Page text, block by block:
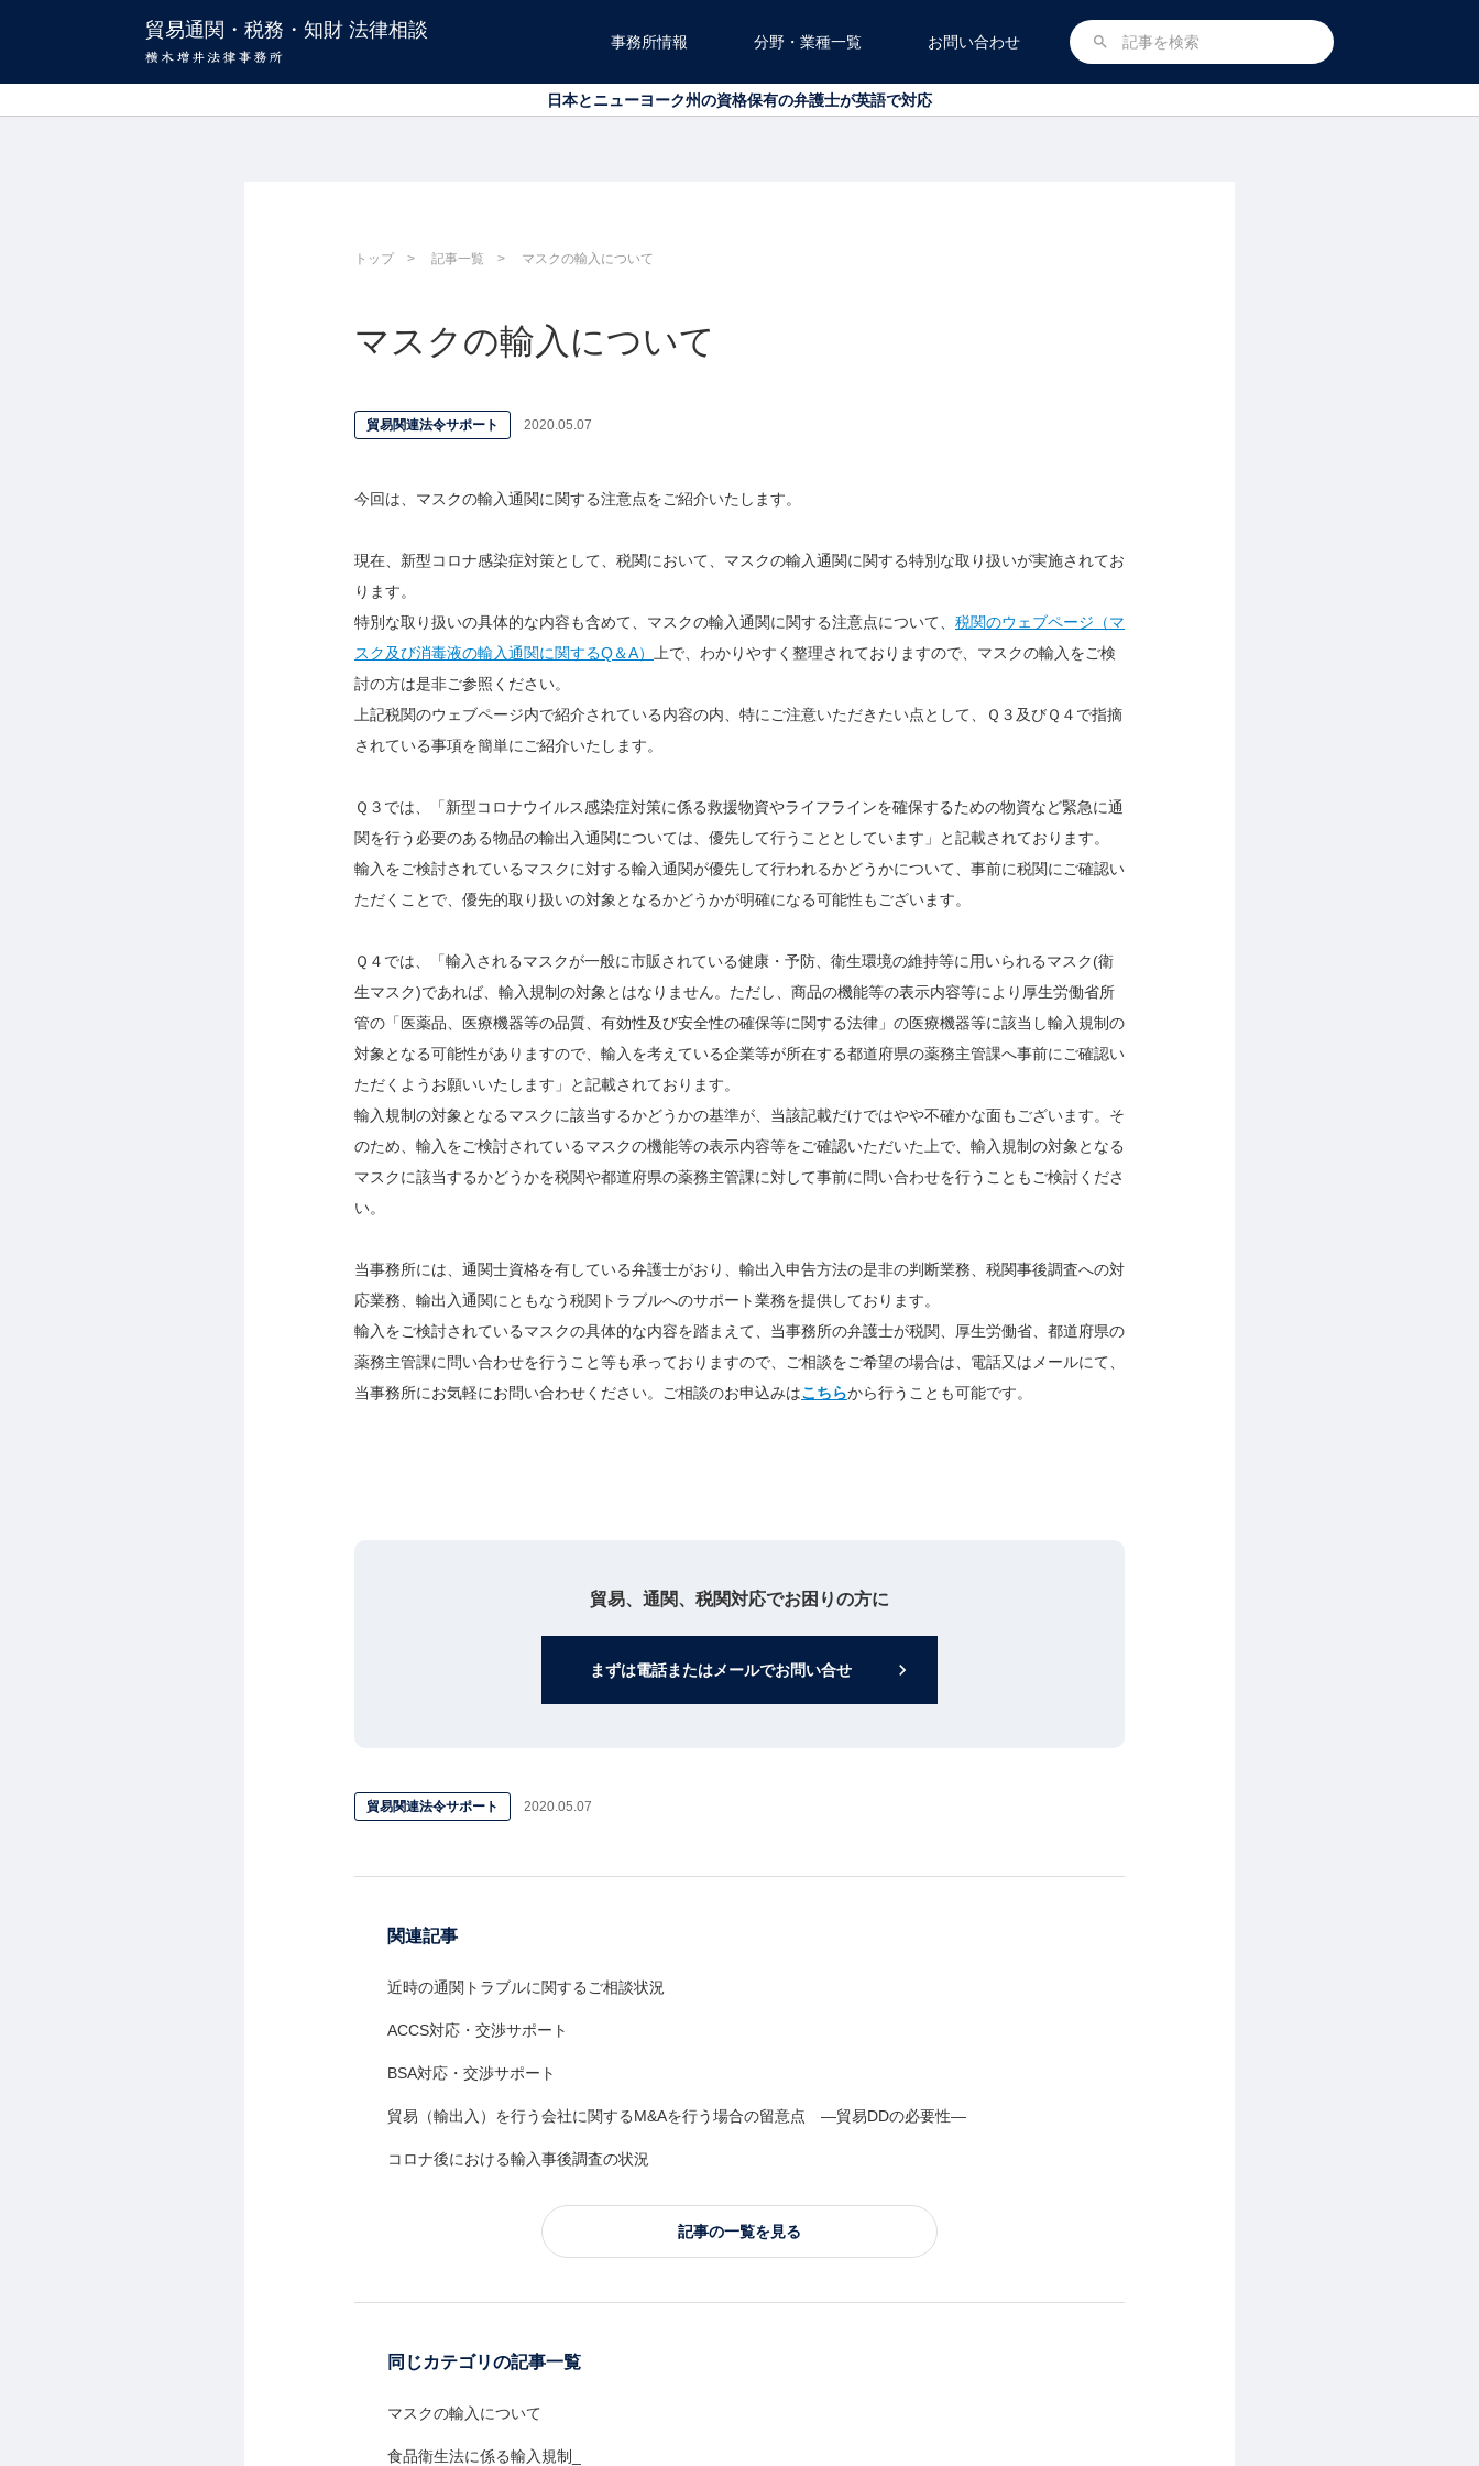
貿易通関・税務・知財 法律相談
事務所情報 分野・業種一覧 お問い合わせ search
北海道から沖縄まで、全国対応可能です
北海道から沖縄まで、全国対応可能です
トップ 記事一覧 マスクの輸入について
マスクの輸入について
貿易関連法令サポート 2020.05.07
今回は、マスクの輸入通関に関する注意点をご紹介いたします。
現在、新型コロナ感染症対策として、税関において、マスクの輸入通関に関する特別な取り扱いが実施されてお
ります。
特別な取り扱いの具体的な内容も含めて、マスクの輸入通関に関する注意点について、 税関のウェブページ（マ
スク及び消毒液の輸入通関に関するQ＆A）
上で、わかりやすく整理されておりますので、マスクの輸入をご検
討の方は是非ご参照ください。
上記税関のウェブページ内で紹介されている内容の内、特にご注意いただきたい点として、Ｑ３及びＱ４で指摘
されている事項を簡単にご紹介いたします。
Ｑ３では、「新型コロナウイルス感染症対策に係る救援物資やライフラインを確保するための物資など緊急に通
関を行う必要のある物品の輸出入通関については、優先して行うこととしています」と記載されております。
輸入をご検討されているマスクに対する輸入通関が優先して行われるかどうかについて、事前に税関にご確認い
ただくことで、優先的取り扱いの対象となるかどうかが明確になる可能性もございます。
Ｑ４では、「輸入されるマスクが一般に市販されている健康・予防、衛生環境の維持等に用いられるマスク(衛
生マスク)であれば、輸入規制の対象とはなりません。ただし、商品の機能等の表示内容等により厚生労働省所
管の「医薬品、医療機器等の品質、有効性及び安全性の確保等に関する法律」の医療機器等に該当し輸入規制の
対象となる可能性がありますので、輸入を考えている企業等が所在する都道府県の薬務主管課へ事前にご確認い
ただくようお願いいたします」と記載されております。
輸入規制の対象となるマスクに該当するかどうかの基準が、当該記載だけではやや不確かな面もございます。そ
のため、輸入をご検討されているマスクの機能等の表示内容等をご確認いただいた上で、輸入規制の対象となる
マスクに該当するかどうかを税関や都道府県の薬務主管課に対して事前に問い合わせを行うこともご検討くださ
い。
当事務所には、通関士資格を有している弁護士がおり、輸出入申告方法の是非の判断業務、税関事後調査への対
応業務、輸出入通関にともなう税関トラブルへのサポート業務を提供しております。
輸入をご検討されているマスクの具体的な内容を踏まえて、当事務所の弁護士が税関、厚生労働省、都道府県の
薬務主管課に問い合わせを行うこと等も承っておりますので、ご相談をご希望の場合は、 電話又はメールにて、
当事務所にお気軽にお問い合わせください。ご相談のお申込みはこちらから行うことも可能です。
貿易、通関、税関対応でお困りの方に
まずは電話またはメールでお問い合せ keyboard_arrow_right
貿易関連法令サポート 2020.05.07
関連記事
近時の通関トラブルに関するご相談状況
ACCS対応・交渉サポート
BSA対応・交渉サポート
貿易（輸出入）を行う会社に関するM&Aを行う場合の留意点 ―貿易DDの必要性―
コロナ後における輸入事後調査の状況
記事の一覧を見る
同じカテゴリの記事一覧
マスクの輸入について
食品衛生法に係る輸入規制_